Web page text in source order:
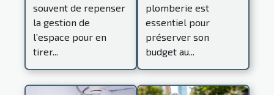
souvent de repenser
la gestion de
l’espace pour en
tirer...
plomberie est
essentiel pour
préserver son
budget au...